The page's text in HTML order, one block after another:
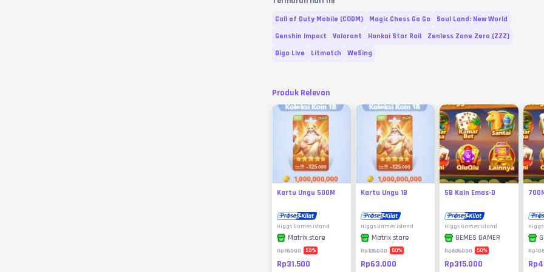
Call of Duty Mobile (CODM) Magic Chess Go Go
Soul Land: New World
Genshin Impact
Valorant Honkai Star Rail
Zenless Zone Zero (ZZZ)
Bigo Live
Litmatch WeSing
Produk Relevan
Kartu Ungu 500M
Higgs Games Island
Matrix store
Rp75.000 58%
Rp31.500
Kartu Ungu 1B
Higgs Games Island
Matrix store
Rp125.000 50%
Rp63.000
5B Koin Emas-D
Higgs Games Island
GEMES GAMER
Rp625.000 50%
Rp315.000
Higgs